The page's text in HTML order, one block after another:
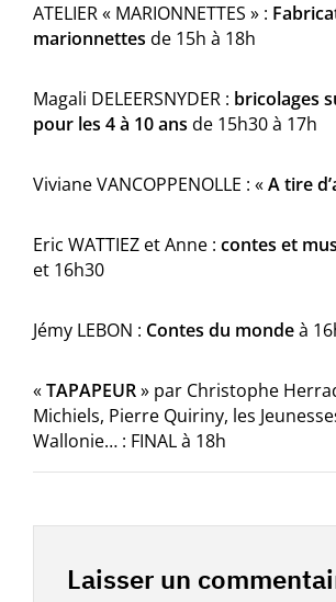
ATELIER « MARIONNETTES » :
marionnettes de 15h à 18h
Magali DELEERSNYDER : bricolages
pour les 4 à 10 ans de 15h30 à 17h
Viviane VANCOPPENOLLE : «A tire
Eric WATTIEZ et Anne : contes et
et 16h30
Jémy LEBON : Contes du mondeà
«TAPAPEUR» par Christophe
Michiels, Pierre Quiriny, les
Wallonie… : FINAL à 18h
Laisser un